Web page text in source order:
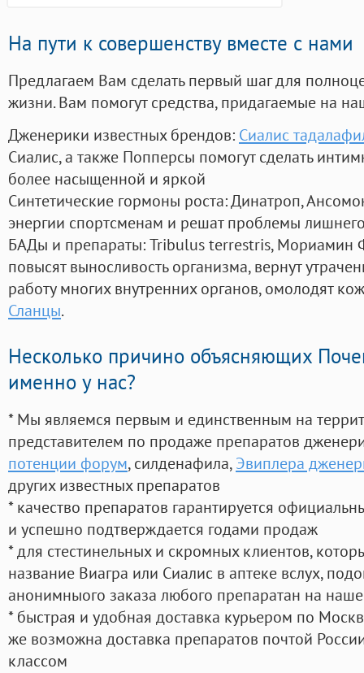
На пути к совершенству вместе с нами
Предлагаем Вам сделать первый шаг для
жизни. Вам помогут средства, придагаемые на
Дженерики известных брендов: Сиалис
Сиалис, а также Попперсы помогут сделать
более насыщенной и яркой
Синтетические гормоны роста: Динатроп,
энергии спортсменам и решат проблемы
БАДы и препараты:Tribulus terrestris, Мориамин
повысят выносливость организма, вернут
работу многих внутренних органов, омолодят
Сланцы.
Несколько причино объясняющих
именно у нас?
* Мы являемся первым и единственным на
представителем по продаже препаратов
потенции форум, силденафила, Эвиплера
других известных препаратов
* качество препаратов гарантируется
и успешно подтверждается годами продаж
* для стестинельных и скромных клиентов,
название Виагра или Сиалис в аптеке вслух,
анонимныого заказа любого препаратан на
* быстрая и удобная доставка курьером по
же возможна доставка препаратов почтой
классом